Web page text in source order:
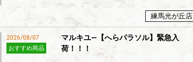
練馬光が丘店
2026/08/07
おすすめ商品
マルキユ―【へらパラソル】緊急入
荷！！！